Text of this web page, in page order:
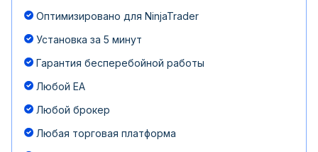
Оптимизировано для NinjaTrader
Установка за 5 минут
Гарантия бесперебойной работы
Любой EA
Любой брокер
Любая торговая платформа